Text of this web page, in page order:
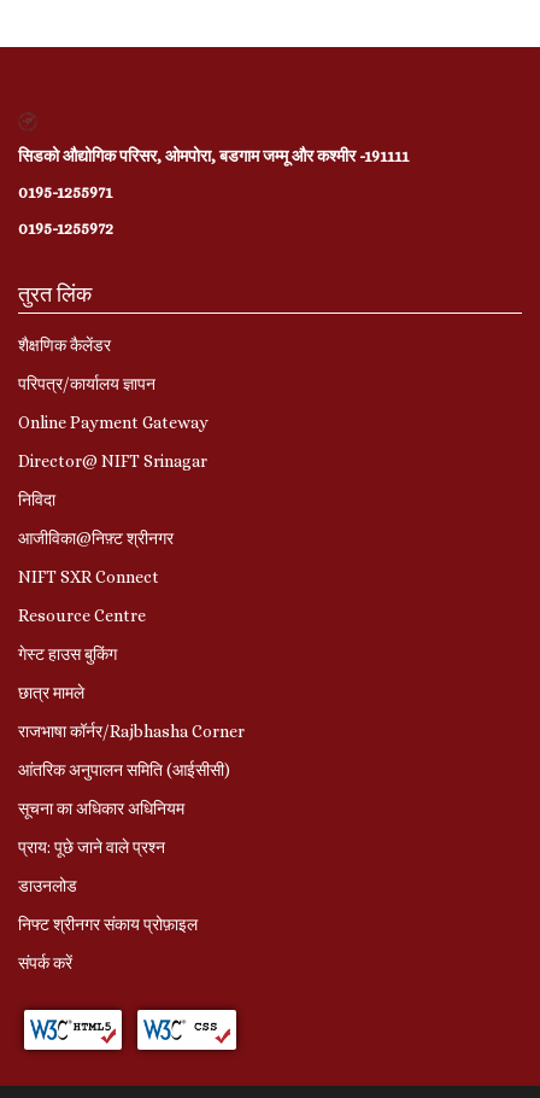
सिडको औद्योगिक परिसर, ओमपोरा, बडगाम जम्मू और कश्मीर -191111
0195-1255971
0195-1255972
तुरत लिंक
शैक्षणिक कैलेंडर
परिपत्र/कार्यालय ज्ञापन
Online Payment Gateway
Director@ NIFT Srinagar
निविदा
आजीविका@निफ़्ट श्रीनगर
NIFT SXR Connect
Resource Centre
गेस्ट हाउस बुकिंग
छात्र मामले
राजभाषा कॉर्नर/Rajbhasha Corner
आंतरिक अनुपालन समिति (आईसीसी)
सूचना का अधिकार अधिनियम
प्राय: पूछे जाने वाले प्रश्‍न
डाउनलोड
निफ्ट श्रीनगर संकाय प्रोफ़ाइल
संपर्क करें